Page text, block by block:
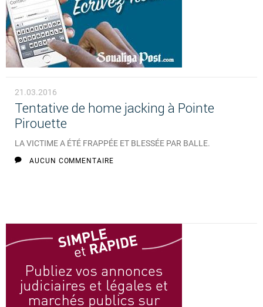
21.03.2016
Tentative de home jacking à Pointe
Pirouette
LA VICTIME A ÉTÉ FRAPPÉE ET BLESSÉE PAR BALLE.
AUCUN COMMENTAIRE